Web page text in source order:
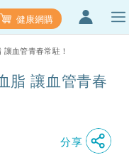
健康網購
讓血管青春常駐！
脂 讓血管青春
分享